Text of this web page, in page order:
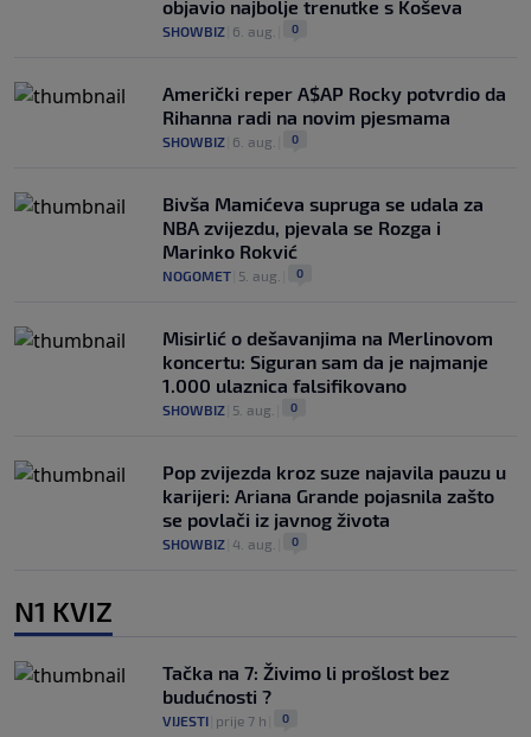
objavio najbolje trenutke s Koševa
SHOWBIZ 6. aug. 0
Američki reper A$AP Rocky potvrdio da
Rihanna radi na novim pjesmama
SHOWBIZ 6. aug. 0
Bivša Mamićeva supruga se udala za
NBA zvijezdu, pjevala se Rozga i
Marinko Rokvić
NOGOMET 5. aug. 0
Misirlić o dešavanjima na Merlinovom
koncertu: Siguran sam da je najmanje
1.000 ulaznica falsifikovano
SHOWBIZ 5. aug. 0
Pop zvijezda kroz suze najavila pauzu u
karijeri: Ariana Grande pojasnila zašto
se povlači iz javnog života
SHOWBIZ 4. aug. 0
N1 KVIZ
Tačka na 7: Živimo li prošlost bez
budućnosti ?
VIJESTI prije 7 h 0